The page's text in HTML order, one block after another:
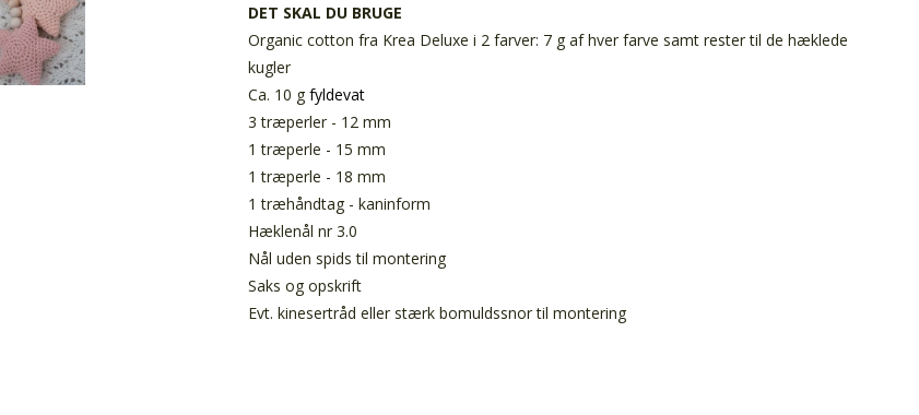
DET SKAL DU BRUGE
Organic cotton fra Krea Deluxe i 2 farver: 7 g af hver farve samt rester til de hæklede
kugler
Ca. 10 g fyldevat
3 træperler - 12 mm
1 træperle - 15 mm
1 træperle - 18 mm
1 træhåndtag - kaninform
Hæklenål nr 3.0
Nål uden spids til montering
Saks og opskrift
Evt. kinesertråd eller stærk bomuldssnor til montering